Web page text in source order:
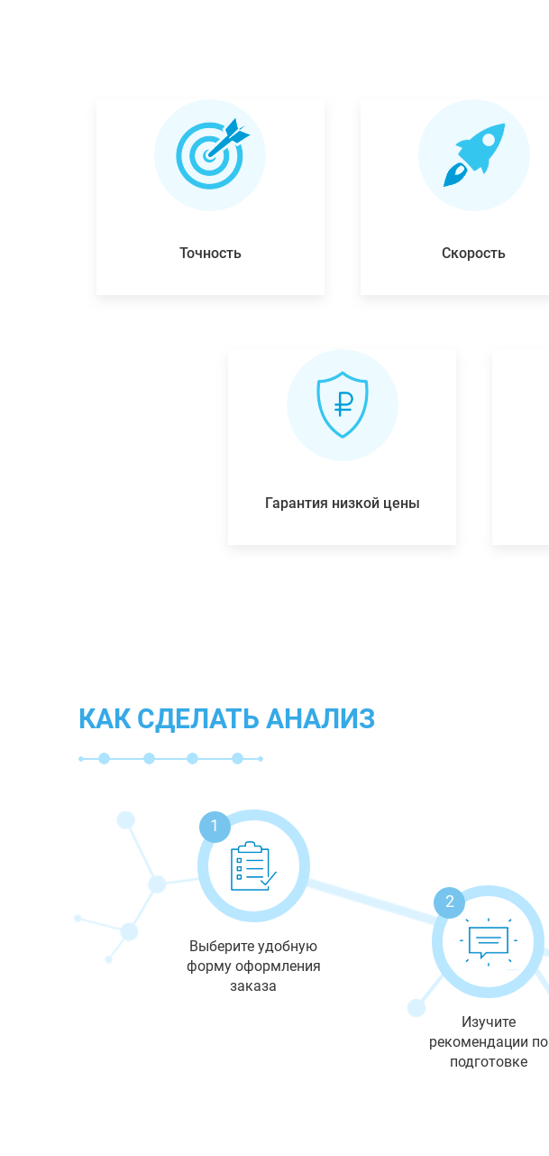
Точность Скорость
Гарантия низкой цены
КАК СДЕЛАТЬ АНАЛИЗ
1
Выберите удобную
форму оформления
заказа
2
Изучите
рекомендации по
подготовке